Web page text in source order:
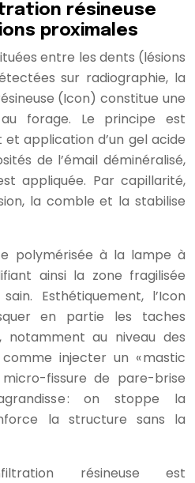
résineuse
proximales
entre les dents (lésions
sur radiographie, la
(Icon) constitue une
forage. Le principe est
application d’un gel acide
de l’émail déminéralisé,
appliquée. Par capillarité,
la comble et la stabilise
polymérisée à la lampe à
ainsi la zone fragilisée
Esthétiquement, l’Icon
en partie les taches
notamment au niveau des
injecter un « mastic
fissure de pare-brise
: on stoppe la
la structure sans la
résineuse est